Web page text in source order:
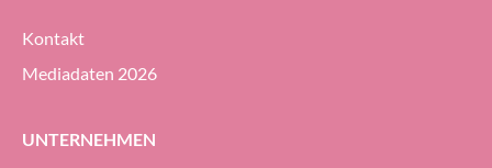
Kontakt
Mediadaten 2026
UNTERNEHMEN